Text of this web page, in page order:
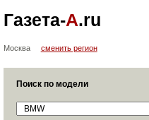
Газета-А.ru
Москва сменить регион
Поиск по модели